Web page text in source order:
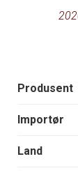
Produsent
Importør
Land